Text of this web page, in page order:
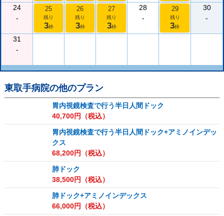
24
-
25
残り
3枠
26
残り
3枠
27
残り
3枠
28
-
29
残り
3枠
30
-
31
-
東取手病院の他のプラン
胃内視鏡検査で行う半日人間ドック
40,700円（税込）
胃内視鏡検査で行う半日人間ドック+アミノインデッ
クス
68,200円（税込）
肺ドック
38,500円（税込）
肺ドック+アミノインデックス
66,000円（税込）